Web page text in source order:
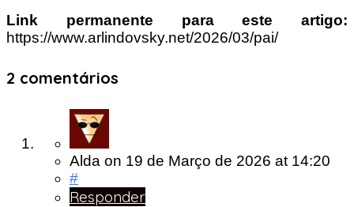
Link permanente para este artigo:
https://www.arlindovsky.net/2026/03/pai/
2 comentários
Alda on 19 de Março de 2026 at 14:20
#
Responder